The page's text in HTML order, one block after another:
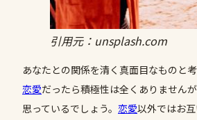
引用元：unsplash.com
あなたとの関係を清く真面目なものと考
恋愛だったら積極性は全くありません
思っているでしょう。 恋愛以外ではお